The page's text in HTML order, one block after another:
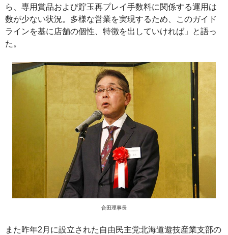
ら、専用賞品および貯玉再プレイ手数料に関係する運用は
数が少ない状況。多様な営業を実現するため、このガイド
ラインを基に店舗の個性、特徴を出していければ」と語っ
た。
合田理事長
また昨年2月に設立された自由民主党北海道遊技産業支部の